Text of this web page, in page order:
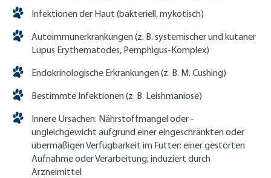
Infektionen der Haut (bakteriell, mykotisch)
Autoimmunerkrankungen (z. B. systemischer und kutaner
Lupus Erythematodes, Pemphigus-Komplex)
Endokrinologische Erkrankungen (z. B. M. Cushing)
Bestimmte Infektionen (z. B. Leishmaniose)
Innere Ursachen: Nährstoffmangel oder -
ungleichgewicht aufgrund einer eingeschränkten oder
übermäßigen Verfügbarkeit im Futter; einer gestörten
Aufnahme oder Verarbeitung; induziert durch
Arzneimittel